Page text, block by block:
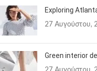
Exploring
27 Αυγούστου,
Green interior